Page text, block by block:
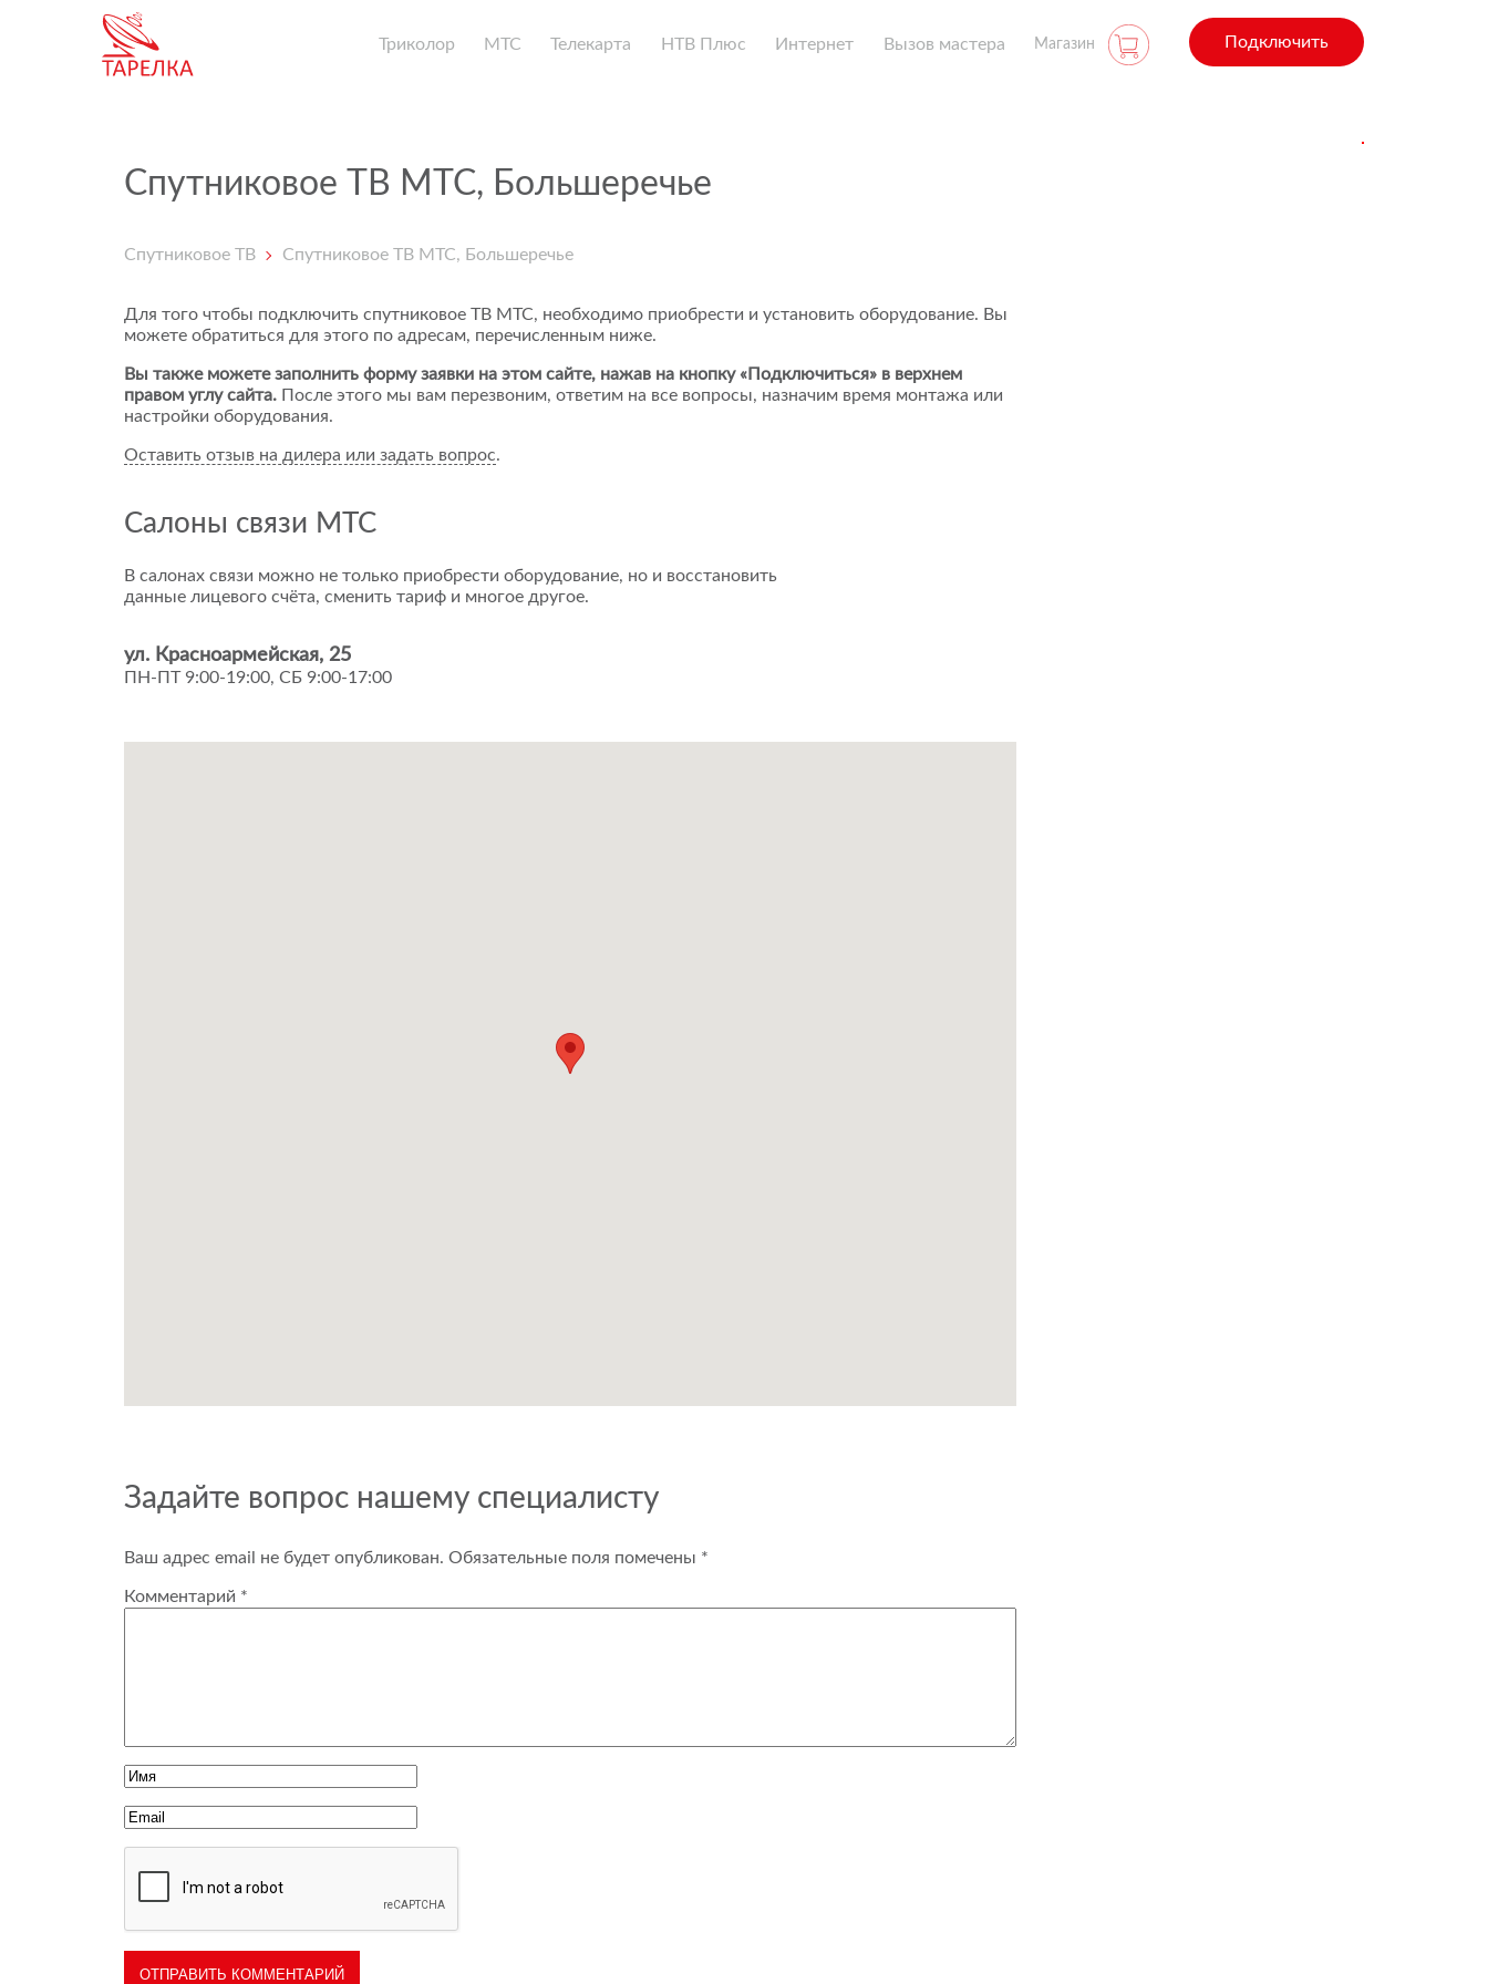
Триколор МТС Телекарта НТВ Плюс Интернет Вызов мастера Магазин Подключить
Спутниковое ТВ МТС, Большеречье
Спутниковое ТВ Спутниковое ТВ МТС, Большеречье
Для того чтобы подключить спутниковое ТВ МТС, необходимо приобрести и установить оборудование. Вы
можете обратиться для этого по адресам, перечисленным ниже.
Вы также можете заполнить форму заявки на этом сайте, нажав на кнопку «Подключиться» в верхнем
правом углу сайта. После этого мы вам перезвоним, ответим на все вопросы, назначим время монтажа или
настройки оборудования.
Оставить отзыв на дилера или задать вопрос.
Салоны связи МТС
В салонах связи можно не только приобрести оборудование, но и восстановить
данные лицевого счёта, сменить тариф и многое другое.
ул. Красноармейская, 25
ПН-ПТ 9:00-19:00, СБ 9:00-17:00
Задайте вопрос нашему специалисту
Ваш адрес email не будет опубликован. Обязательные поля помечены *
Комментарий *